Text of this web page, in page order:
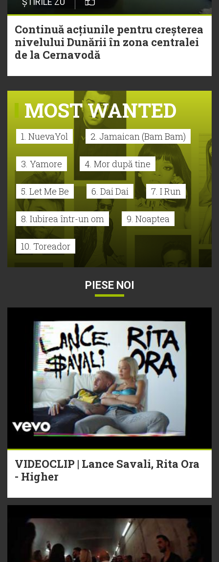
Continuă acțiunile pentru creșterea
nivelului Dunării în zona centralei
de la Cernavodă
MOST WANTED
1. NuevaYol 2. Jamaican (Bam Bam)
3. Yamore 4. Mor după tine
5. Let Me Be 6. Dai Dai 7. I Run
8. Iubirea într-un om 9. Noaptea
10. Toreador
PIESE NOI
VIDEOCLIP | Lance Savali, Rita Ora
- Higher